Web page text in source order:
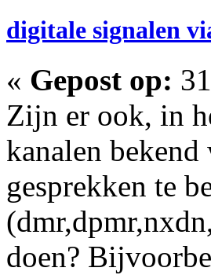
digitale signalen
« Gepost op:
Zijn er ook, in
kanalen bekend
gesprekken te
doen?